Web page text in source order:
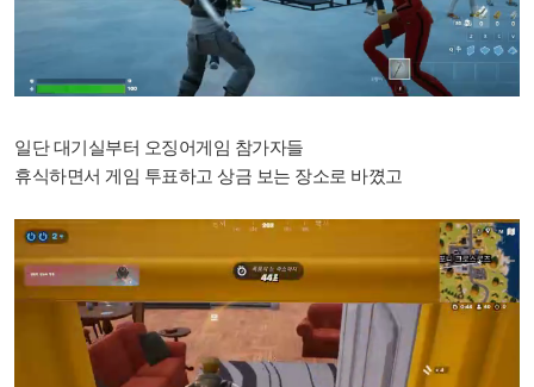
일단 대기실부터 오징어게임 참가자들
휴식하면서 게임 투표하고 상금 보는 장소로 바꼈고